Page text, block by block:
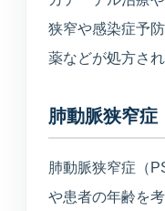
狭窄や感染症予
薬などが処方さ
肺動脈狭窄症
肺動脈狭窄症（
や患者の年齢を